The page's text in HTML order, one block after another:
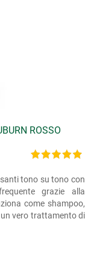
ROSSO
tono su tono con
grazie alla
come shampoo,
vero trattamento di